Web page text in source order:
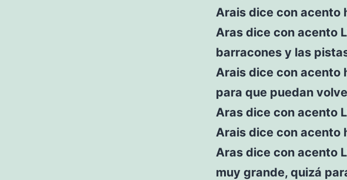
Arais dice con acento
Aras dice con acento
barracones y las
Arais dice con acento
para que puedan
Aras dice con acento
Arais dice con acento
Aras dice con acento
muy grande, quizá